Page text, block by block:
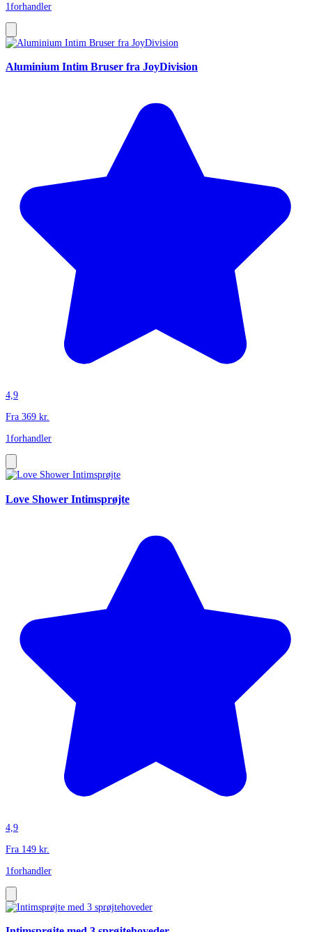
1forhandler
Aluminium Intim Bruser fra JoyDivision
4,9
Fra 369 kr.
1forhandler
Love Shower Intimsprøjte
4,9
Fra 149 kr.
1forhandler